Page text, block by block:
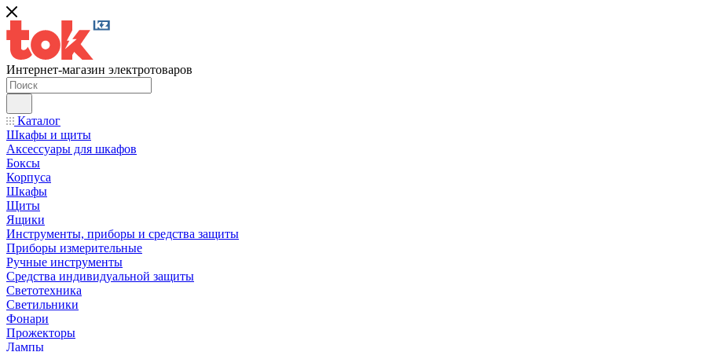
Интернет-магазин электротоваров
Каталог
Шкафы и щиты
Аксессуары для шкафов
Боксы
Корпуса
Шкафы
Щиты
Ящики
Инструменты, приборы и средства защиты
Приборы измерительные
Ручные инструменты
Средства индивидуальной защиты
Светотехника
Светильники
Фонари
Прожекторы
Лампы